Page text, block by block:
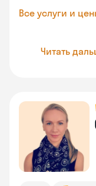
Все услуги и
Читать